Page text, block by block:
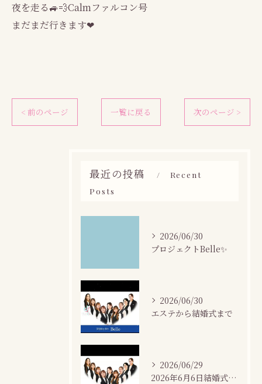
夜を走る🚙💨Calmファルコン号
まだまだ行きます❤
< 前のページ 一覧に戻る 次のページ >
最近の投稿
Recent
Posts
2026/06/30
プロジェクトBelle✨
2026/06/30
エステから結婚式まで
2026/06/29
2026年6月6日結婚式場カサネにて